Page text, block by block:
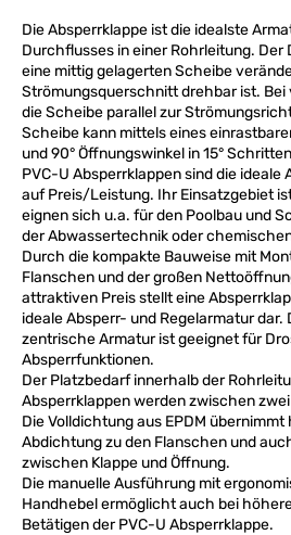
Die Absperrklappe ist die idealste
Durchflusses in einer Rohrleitung.
eine mittig gelagerten Scheibe
Strömungsquerschnitt drehbar ist. Bei
die Scheibe parallel zur
Scheibe kann mittels eines
und 90° Öffnungswinkel in 15°
PVC-U Absperrklappen sind die ideale
auf Preis/Leistung. Ihr Einsatzgebiet
eignen sich u.a. für den Poolbau und
der Abwassertechnik oder
Durch die kompakte Bauweise mit
Flanschen und der großen
attraktiven Preis stellt eine
ideale Absperr- und Regelarmatur
zentrische Armatur ist geeignet für
Absperrfunktionen.
Der Platzbedarf innerhalb der
Absperrklappen werden zwischen
Die Volldichtung aus EPDM
Abdichtung zu den Flanschen und
zwischen Klappe und Öffnung.
Die manuelle Ausführung mit
Handhebel ermöglicht auch bei
Betätigen der PVC-U Absperrklappe.